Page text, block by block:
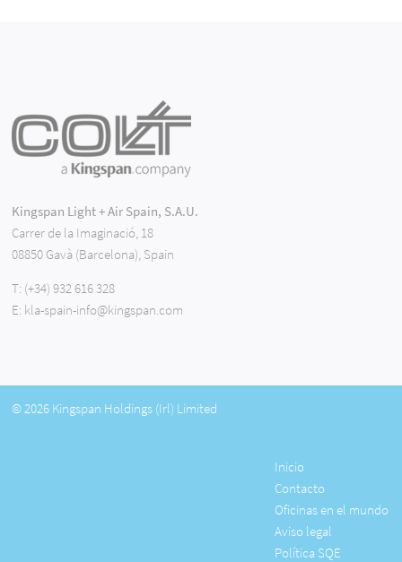
Kingspan Light + Air Spain, S.A.U.
Carrer de la Imaginació, 18
08850 Gavà (Barcelona), Spain
T: (+34) 932 616 328
E: kla-spain-info@kingspan.com
© 2026 Kingspan Holdings (Irl) Limited
Inicio
Contacto
Oficinas en el mundo
Aviso legal
Política SQE